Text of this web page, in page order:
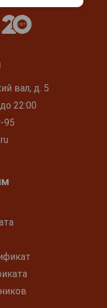
вал, д. 5
22:00
95